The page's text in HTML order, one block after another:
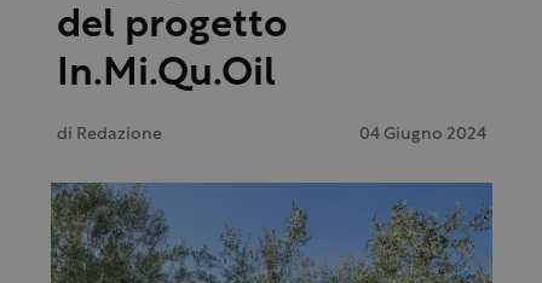
del progetto
In.Mi.Qu.Oil
di Redazione 04 Giugno 2024